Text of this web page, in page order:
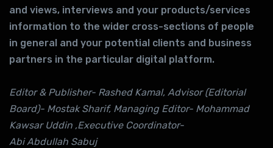
and views, interviews and your products/services
information to the wider cross-sections of people
in general and your potential clients and business
partners in the particular digital platform.
Editor & Publisher- Rashed Kamal, Advisor (Editorial
Board)- Mostak Sharif, Managing Editor- Mohammad
Kawsar Uddin ,Executive Coordinator-
Abi Abdullah Sabuj